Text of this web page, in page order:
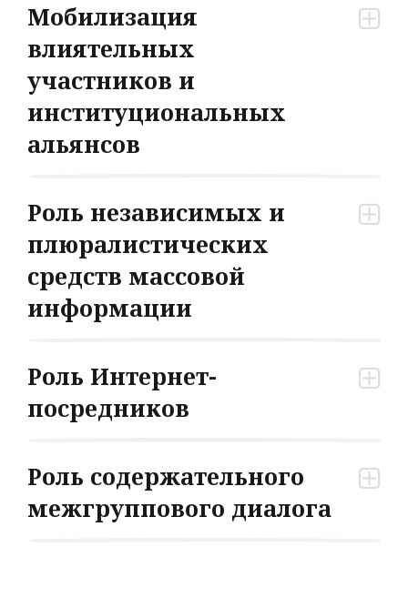
Мобилизация
влиятельных
участников и
институциональных
альянсов
Роль независимых и
плюралистических
средств массовой
информации
Роль Интернет-
посредников
Роль содержательного
межгруппового диалога